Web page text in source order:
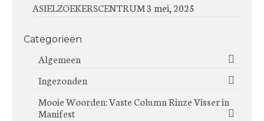
ASIELZOEKERSCENTRUM3 mei, 2025
Categorieën
Algemeen
Ingezonden
Mooie Woorden: Vaste Column Rinze Visser in
Manifest